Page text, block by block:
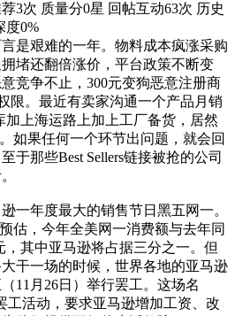
3次 质量分0星 回帖互动63次 历史
度0%
是艰难的一年。物料成本疯涨采购
堵还翻倍涨价，平台政策不断变
竞争不止，300元变狗恶意注册商
限。最近有卖家沟通一个产品月销
加上海运路上加上工厂备货，居然
如果任何一个环节出问题，就会回
于那些Best Sellers链接被抢的公司
一年度最大的销售节日黑五网一。
估，今年全美网一消费额与去年同
，其中亚马逊将占据三分之一。但
干一场的时候，世界各地的亚马逊
11月26日）举行罢工。这场名
工活动，要求亚马逊增加工资、改